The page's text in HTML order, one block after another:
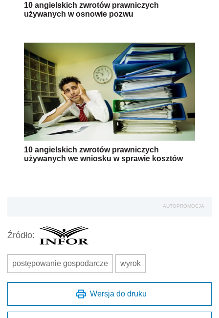
10 angielskich zwrotów prawniczych
używanych w osnowie pozwu
10 angielskich zwrotów prawniczych
używanych we wniosku w sprawie kosztów
AUTOPROMOCJA
Źródło:
postępowanie gospodarcze wyrok
Wersja do druku